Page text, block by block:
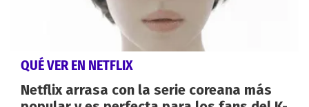
QUÉ VER EN NETFLIX
Netflix arrasa con la serie coreana más